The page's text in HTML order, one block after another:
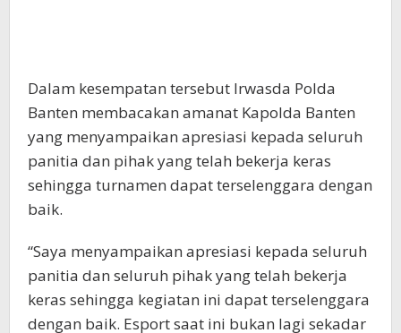
Dalam kesempatan tersebut Irwasda Polda
Banten membacakan amanat Kapolda Banten
yang menyampaikan apresiasi kepada seluruh
panitia dan pihak yang telah bekerja keras
sehingga turnamen dapat terselenggara dengan
baik.
“Saya menyampaikan apresiasi kepada seluruh
panitia dan seluruh pihak yang telah bekerja
keras sehingga kegiatan ini dapat terselenggara
dengan baik. Esport saat ini bukan lagi sekadar